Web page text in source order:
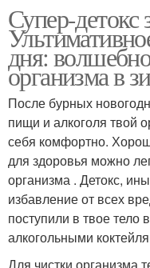
Супер-детокс
дня:
организма в
После бурных
пищи и алкоголя твой
себя комфортно.
для здоровья можно
организма . Детокс,
избавление от всех
поступили в твое
алкогольными